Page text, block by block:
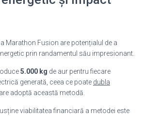
Marathon Fusion are potențialul de a
prin randamentul său impresionant.
5.000 kg de aur pentru fiecare
generată, ceea ce poate dubla
adoptă această metodă.
viabilitatea financiară a metodei este